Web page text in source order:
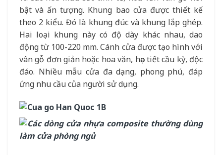
bật và ấn tượng. Khung bao cửa được thiết kế
theo 2 kiểu. Đó là khung đúc và khung lắp ghép.
Hai loại khung này có độ dày khác nhau, dao
động từ 100-220 mm. Cánh cửa được tạo hình với
vân gỗ đơn giản hoặc hoa văn, họa tiết cầu kỳ, độc
đáo. Nhiều mẫu cửa đa dạng, phong phú, đáp
ứng nhu cầu của người sử dụng.